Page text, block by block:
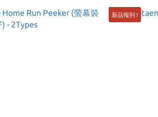
新品報到 !